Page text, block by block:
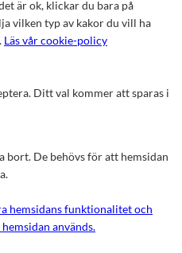
är ok, klickar du bara på
vilken typ av kakor du vill ha
Läs vår cookie-policy
Ditt val kommer att sparas i
bort. De behövs för att hemsidan
hemsidans funktionalitet och
används.